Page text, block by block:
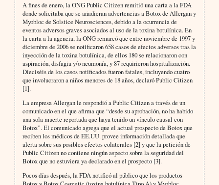
A fines de enero, la ONG Public Citizen remitió una carta a la FDA
donde solicitaba que se añadieran advertencias a Botox de Allergan y
Myobloc de Solstice Neurosciences, debido a la ocurrencia de
eventos adversos graves asociados al uso de la toxina botulínica. En
la carta a la agencia, la ONG remarcó que entre noviembre de 1997 y
diciembre de 2006 se notificaron 658 casos de efectos adversos tras la
inyección de la toxina botulínica, de ellos 180 se relacionaron con
aspiración, disfagia y/o neumonía, y 87 requirieron hospitalización.
Dieciséis de los casos notificados fueron fatales, incluyendo cuatro
que involucraron a niños menores de 18 años, declaró Public Citizen
[1].
La empresa Allergan le respondió a Public Citizen a través de un
comunicado en el que afirma que “desde su aprobación, no ha habido
una sola muerte reportada que haya tenido un vínculo causal con
Botox”. El comunicado agrega que el actual prospecto de Botox que
reciben los médicos de EE.UU. provee información detallada que
alerta sobre sus posibles efectos colaterales [2] y que la petición de
Public Citizen no contiene ningún aspecto sobre la seguridad del
Botox que no estuviera ya declarado en el prospecto [3].
Pocos días después, la FDA notificó al público que los productos